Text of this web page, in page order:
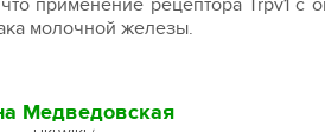
применение рецептора Trpv1 с
молочной железы.
Медведовская